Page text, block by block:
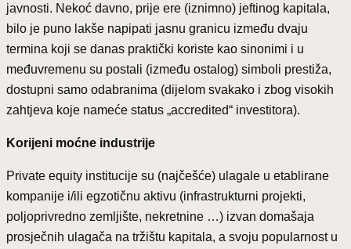
javnosti. Nekoć davno, prije ere (iznimno) jeftinog kapitala,
bilo je puno lakše napipati jasnu granicu između dvaju
termina koji se danas praktički koriste kao sinonimi i u
međuvremenu su postali (između ostalog) simboli prestiža,
dostupni samo odabranima (dijelom svakako i zbog visokih
zahtjeva koje nameće status „accredited“ investitora).
Korijeni moćne industrije
Private equity institucije su (najčešće) ulagale u etablirane
kompanije i/ili egzotičnu aktivu (infrastrukturni projekti,
poljoprivredno zemljište, nekretnine …) izvan domašaja
prosječnih ulagača na tržištu kapitala, a svoju popularnost u